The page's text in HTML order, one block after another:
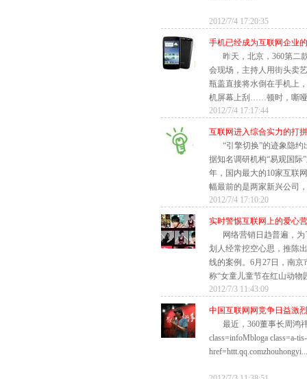
2012/7/4 17:20:35
手机已经成为互联网企业
昨天，北京，360第二
会现场，主持人用街头卖
瓶盖直接将水倒在手机上
机屏幕上刮……顿时，嘶
2012/7/4 17:17:44
互联网进入综合实力的打
“引擎切换”的迹象隐
据知名调研机构“易观国际
年，国内最大的10家互联
幅最前的是两家新兴公司
2012/7/4 17:10:20
实时警惕互联网上的爱心
网络营销日趋普遍，
划人经常挖空心思，推陈
线的案例。6月27日，南
称“女童儿童节在红山动物
2012/7/3 11:43:09
中国互联网网竞争日益激
最近，360董事长周鸿
class=infoMbloga class=a-
href=httt.qq.comzhouhongyi...